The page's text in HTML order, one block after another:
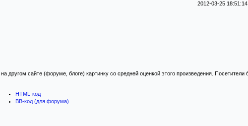
2012-03-25 18:51:14
другом сайте (форуме, блоге) картинку со средней оценкой этого произведения.
HTML-код
BB-код (для форума)